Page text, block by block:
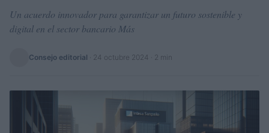
Un acuerdo innovador para garantizar un futuro sostenible y
digital en el sector bancario Más
Consejo editorial 24 octubre 2024 · 2 min